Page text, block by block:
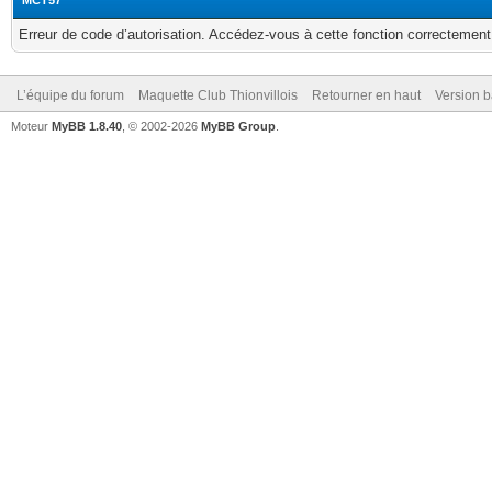
Erreur de code d’autorisation. Accédez-vous à cette fonction
L’équipe du forum Maquette Club Thionvillois Retourner en haut Version
Moteur MyBB 1.8.40 , © 2002-2026 MyBB Group